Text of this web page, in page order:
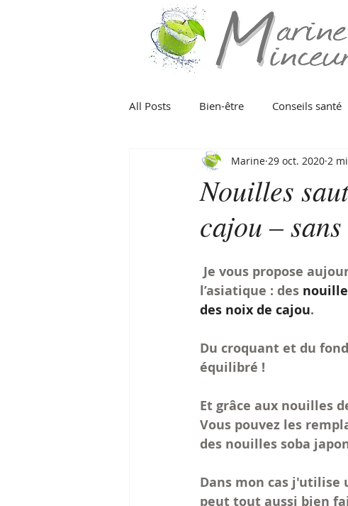
All Posts Bien-être Conseils santé
Viande Fruits de
Organisation Végétarien
Nouilles
cajou –
Marine 29 oct. 2020 2
Je vous propose
l’asiatique : des
des noix de cajou.
Du croquant et du
équilibré !
Et grâce aux nouilles
Vous pouvez les
des nouilles soba
Dans mon cas j'utilise
peut tout aussi bien